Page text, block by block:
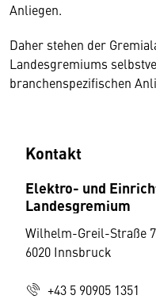
Anliegen.
Daher stehen der
Landesgremiums
branchenspezifischen
Kontakt
Elektro- und
Landesgremium
Wilhelm-Greil-Straße 7
6020 Innsbruck
+43 5 90905 1351